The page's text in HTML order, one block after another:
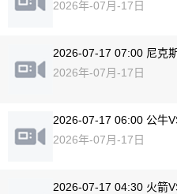
2026年-07月-17日
2026-07-17 07:00 尼克
2026年-07月-17日
2026-07-17 06:00 公牛
2026年-07月-17日
2026-07-17 04:30 火箭